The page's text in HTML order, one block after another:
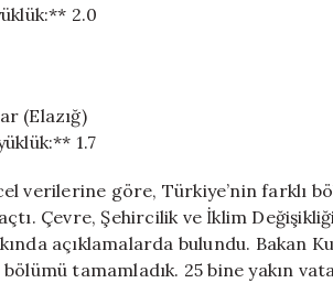
2.0
(Elazığ)
1.7
verilerine göre, Türkiye’nin farklı
Çevre, Şehircilik ve İklim
açıklamalarda bulundu. Bakan
bölümü tamamladık. 25 bine yakın